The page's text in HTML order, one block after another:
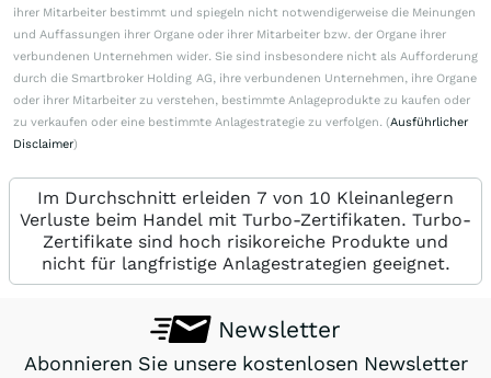
ihrer Mitarbeiter bestimmt und spiegeln nicht notwendigerweise die Meinungen
und Auffassungen ihrer Organe oder ihrer Mitarbeiter bzw. der Organe ihrer
verbundenen Unternehmen wider. Sie sind insbesondere nicht als Aufforderung
durch die Smartbroker Holding AG, ihre verbundenen Unternehmen, ihre Organe
oder ihrer Mitarbeiter zu verstehen, bestimmte Anlageprodukte zu kaufen oder
zu verkaufen oder eine bestimmte Anlagestrategie zu verfolgen. (Ausführlicher
Disclaimer)
Im Durchschnitt erleiden 7 von 10 Kleinanlegern
Verluste beim Handel mit Turbo-Zertifikaten. Turbo-
Zertifikate sind hoch risikoreiche Produkte und
nicht für langfristige Anlagestrategien geeignet.
Newsletter
Abonnieren Sie unsere kostenlosen Newsletter